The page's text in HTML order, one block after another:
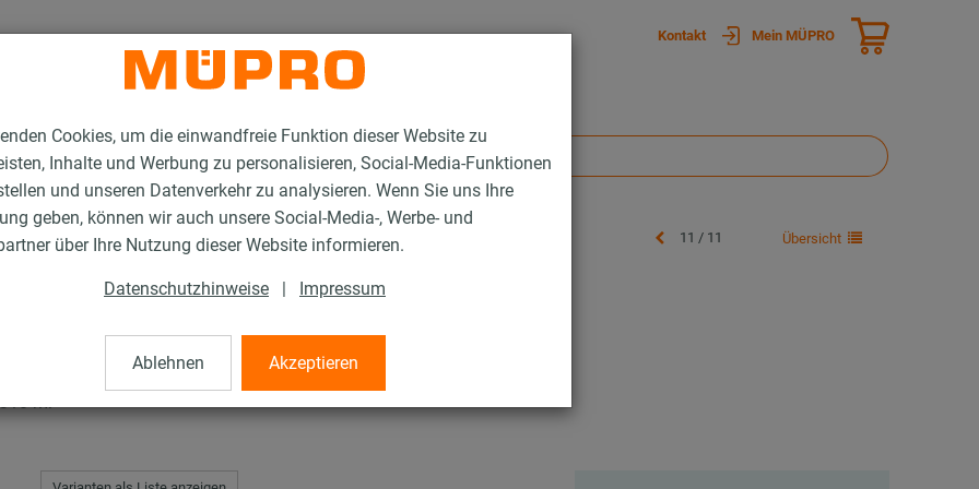
Cookies, um die einwandfreie Funktion dieser Website zu
Inhalte und Werbung zu personalisieren, Social-Media-Funktionen
und unseren Datenverkehr zu analysieren. Wenn Sie uns Ihre
geben, können wir auch unsere Social-Media-, Werbe- und
über Ihre Nutzung dieser Website informieren.
Datenschutzhinweise | Impressum
Ablehnen Akzeptieren
Kontakt Mein MÜPRO
Brandschutzsilikon 11 / 11 Übersicht
ml